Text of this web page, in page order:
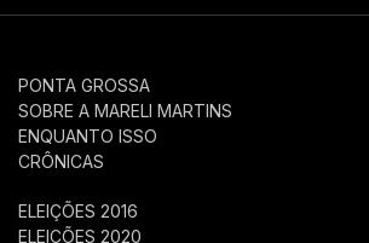
PONTA GROSSA
SOBRE A MARELI MARTINS
ENQUANTO ISSO
CRÔNICAS
ELEIÇÕES 2016
ELEIÇÕES 2020